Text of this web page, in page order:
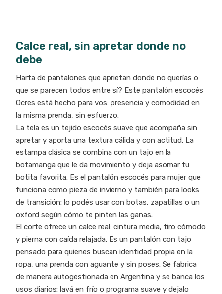
Calce real, sin apretar donde no
debe
Harta de pantalones que aprietan donde no querías o
que se parecen todos entre sí? Este pantalón escocés
Ocres está hecho para vos: presencia y comodidad en
la misma prenda, sin esfuerzo.
La tela es un tejido escocés suave que acompaña sin
apretar y aporta una textura cálida y con actitud. La
estampa clásica se combina con un tajo en la
botamanga que le da movimiento y deja asomar tu
botita favorita. Es el pantalón escocés para mujer que
funciona como pieza de invierno y también para looks
de transición: lo podés usar con botas, zapatillas o un
oxford según cómo te pinten las ganas.
El corte ofrece un calce real: cintura media, tiro cómodo
y pierna con caída relajada. Es un pantalón con tajo
pensado para quienes buscan identidad propia en la
ropa, una prenda con aguante y sin poses. Se fabrica
de manera autogestionada en Argentina y se banca los
usos diarios: lavá en frío o programa suave y dejalo